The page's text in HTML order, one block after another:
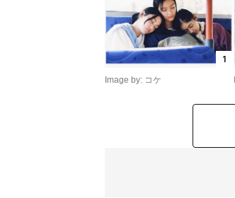
1
Image by: コケ